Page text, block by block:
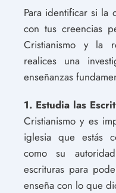
Para identificar si la
con tus creencias
Cristianismo y la
realices una
enseñanzas
1. Estudia las
Cristianismo y es
iglesia que estás
como su
escrituras para
enseña con lo que